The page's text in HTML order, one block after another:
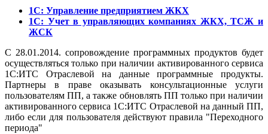
1С: Управление предприятием ЖКХ
1С: Учет в управляющих компаниях ЖКХ, ТСЖ и
ЖСК
С 28.01.2014. сопровождение программных продуктов будет
осуществляться только при наличии активированного сервиса
1С:ИТС Отраслевой на данные программные продукты.
Партнеры в праве оказывать консультационные услуги
пользователям ПП, а также обновлять ПП только при наличии
активированного сервиса 1С:ИТС Отраслевой на данный ПП,
либо если для пользователя действуют правила "Переходного
периода"